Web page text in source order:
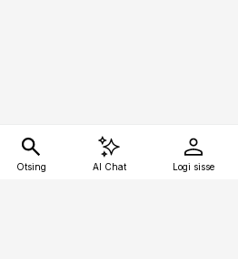
Otsing AI Chat Logi sisse